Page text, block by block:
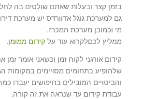
בזמן קצר ובעלות שאתם שולטים בה
גם למערכת גוגל אדוורדס יש מערכת
מי וכמובן מערכת המכרז.
ממליץ לכםלקרוא עוד על קידום ממומן.
קידום אורגני לקוח זמן וכשאני אומר זמן
שלהופיע בתחומים מסויימים במקומות
והביטויים המובילים בחיפושים יעברו
עבודת קידום עד שנראה את זה קורה.